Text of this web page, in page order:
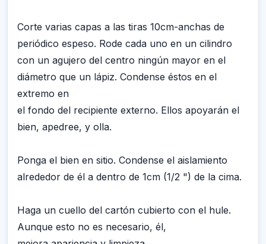
Corte varias capas a las tiras 10cm-anchas de
periódico espeso. Rode cada uno en un cilindro
con un agujero del centro ningún mayor en el
diámetro que un lápiz. Condense éstos en el
extremo en
el fondo del recipiente externo. Ellos apoyarán el
bien, apedree, y olla.
Ponga el bien en sitio. Condense el aislamiento
alrededor de él a dentro de 1cm (1/2 ") de la cima.
Haga un cuello del cartón cubierto con el hule.
Aunque esto no es necesario, él,